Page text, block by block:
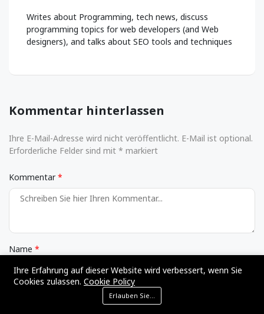
Writes about Programming, tech news, discuss
programming topics for web developers (and Web
designers), and talks about SEO tools and techniques
Kommentar hinterlassen
Ihre E-Mail-Adresse wird nicht veröffentlicht. E-Mail ist optional.
Erforderliche Felder sind mit * markiert
Kommentar
Name
Ihre Erfahrung auf dieser Website wird verbessert, wenn Sie
Cookies zulassen. Cookie Policy
Erlauben Sie Cookies